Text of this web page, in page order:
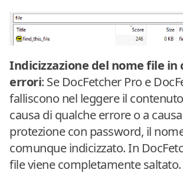
Indicizzazione del nome file in
errori: Se DocFetcher Pro e
falliscono nel leggere il
causa di qualche errore o a
protezione con password, il
comunque indicizzato. In
file viene completamente saltato.